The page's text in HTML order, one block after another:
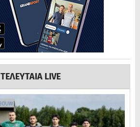
ΤΕΛΕΥΤΑΙΑ LIVE